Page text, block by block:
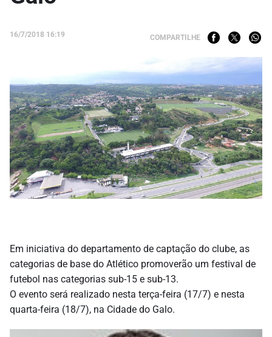
16/7/2018 16:19 COMPARTILHE
Em iniciativa do departamento de captação do clube, as
categorias de base do Atlético promoverão um festival de
futebol nas categorias sub-15 e sub-13.
O evento será realizado nesta terça-feira (17/7) e nesta
quarta-feira (18/7), na Cidade do Galo.